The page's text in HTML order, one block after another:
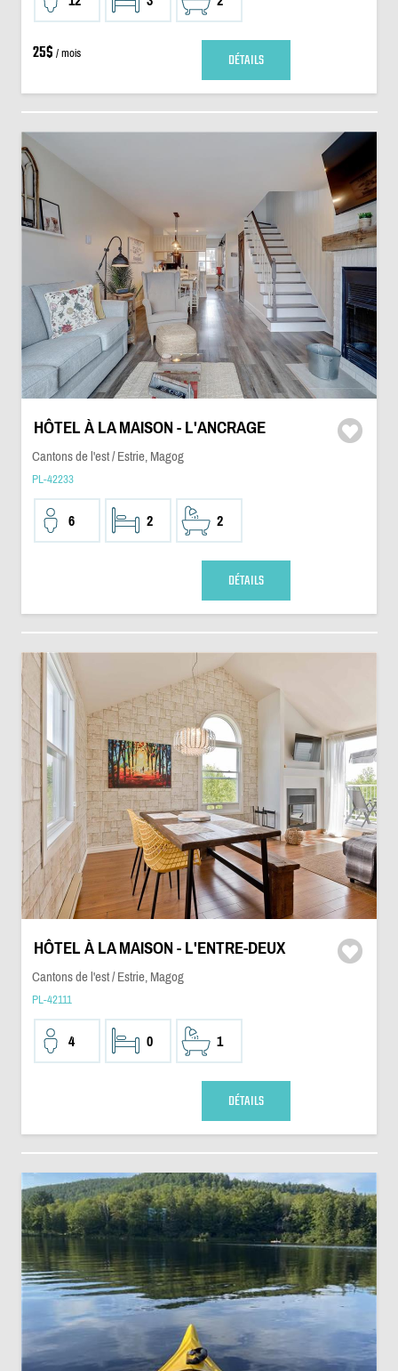
25$ / mois DÉTAILS
HÔTEL À LA MAISON - L'ANCRAGE
Cantons de l'est / Estrie, Magog
PL-42233
6 2 2
DÉTAILS
HÔTEL À LA MAISON - L'ENTRE-DEUX
Cantons de l'est / Estrie, Magog
PL-42111
4 0 1
DÉTAILS